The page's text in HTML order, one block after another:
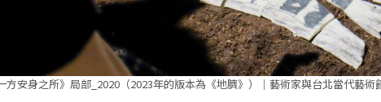
方安身之所》局部_2020（2023年的版本為《地臍》）｜藝術家與台北當代藝術